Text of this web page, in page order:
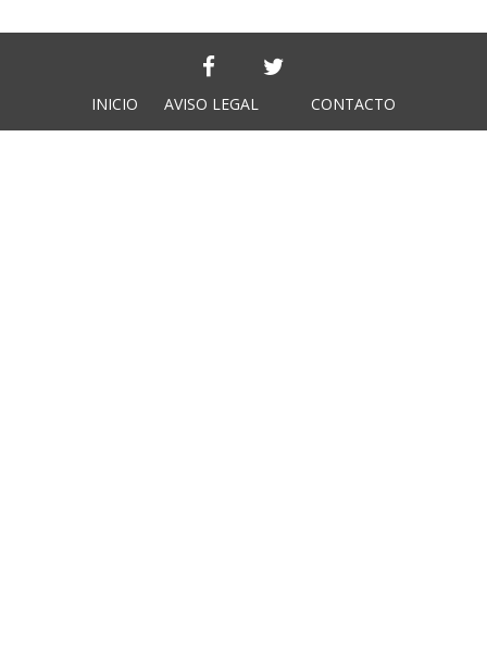
INICIO AVISO LEGAL CONTACTO